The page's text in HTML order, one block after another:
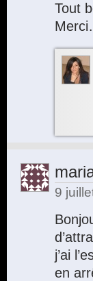
Tout
9
j’ai
en